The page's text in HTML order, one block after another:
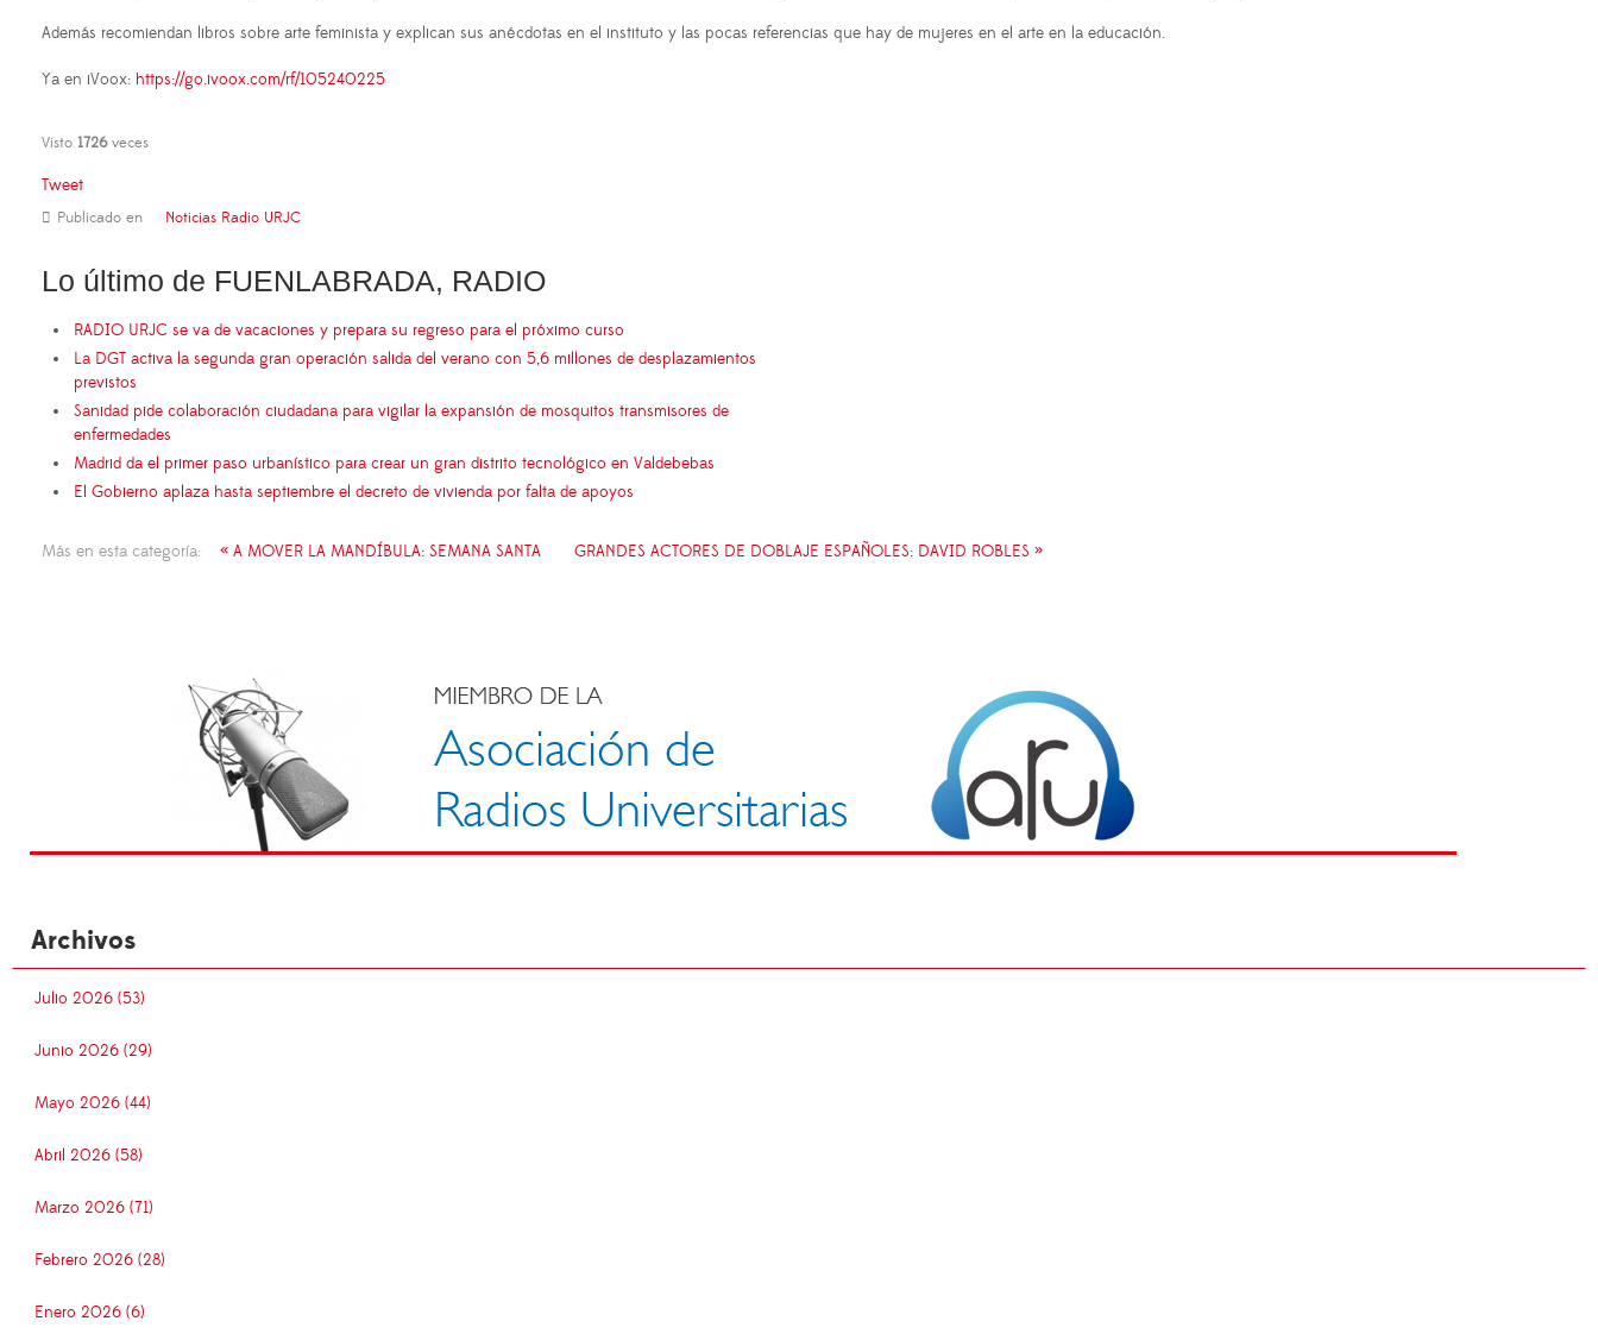
Además recomiendan libros sobre arte feminista y explican sus anécdotas en el instituto y las pocas referencias que hay de mujeres en el arte en la educación.
Ya en iVoox: https://go.ivoox.com/rf/105240225
Visto 1726veces
Tweet
Publicado en Noticias Radio URJC
Lo último de FUENLABRADA, RADIO
RADIO URJC se va de vacaciones y prepara su regreso para el próximo curso
La DGT activa la segunda gran operación salida del verano con 5,6 millones de desplazamientos
previstos
Sanidad pide colaboración ciudadana para vigilar la expansión de mosquitos transmisores de
enfermedades
Madrid da el primer paso urbanístico para crear un gran distrito tecnológico en Valdebebas
El Gobierno aplaza hasta septiembre el decreto de vivienda por falta de apoyos
Más en esta categoría: « A MOVER LA MANDÍBULA: SEMANA SANTA GRANDES ACTORES DE DOBLAJE ESPAÑOLES: DAVID ROBLES »
Archivos
Julio 2026 (53)
Junio 2026 (29)
Mayo 2026 (44)
Abril 2026 (58)
Marzo 2026 (71)
Febrero 2026 (28)
Enero 2026 (6)